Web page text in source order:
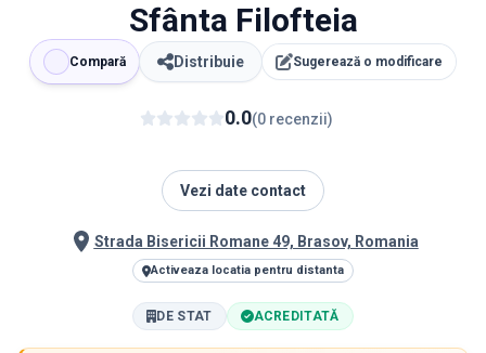
Sfânta Filofteia
Compară Distribuie Sugerează o modificare
0.0(0 recenzii)
Vezi date contact
Strada Bisericii Romane 49, Brasov, Romania
Activeaza locatia pentru distanta
DE STAT ACREDITATĂ